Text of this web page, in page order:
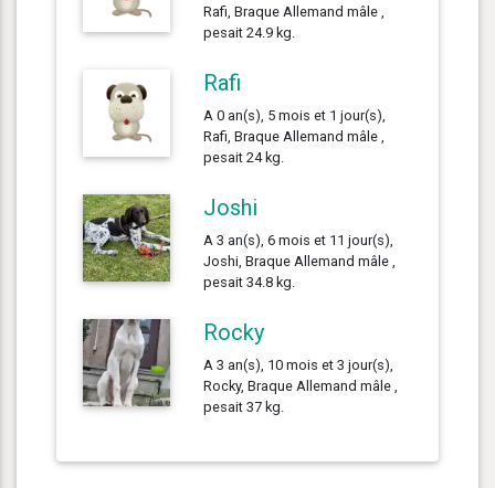
Rafi, Braque Allemand mâle ,
pesait 24.9 kg.
Rafi
A 0 an(s), 5 mois et 1 jour(s),
Rafi, Braque Allemand mâle ,
pesait 24 kg.
Joshi
A 3 an(s), 6 mois et 11 jour(s),
Joshi, Braque Allemand mâle ,
pesait 34.8 kg.
Rocky
A 3 an(s), 10 mois et 3 jour(s),
Rocky, Braque Allemand mâle ,
pesait 37 kg.